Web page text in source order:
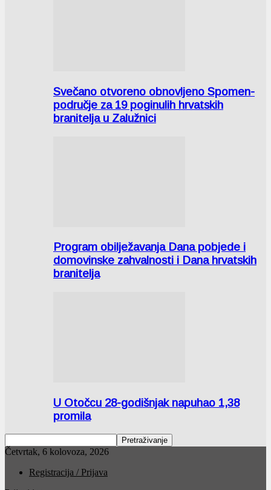
Svečano otvoreno obnovljeno Spomen-
područje za 19 poginulih hrvatskih
branitelja u Zalužnici
Program obilježavanja Dana pobjede i
domovinske zahvalnosti i Dana hrvatskih
branitelja
U Otočcu 28-godišnjak napuhao 1,38
promila
Četvrtak, 6 kolovoza, 2026
Registracija / Prijava